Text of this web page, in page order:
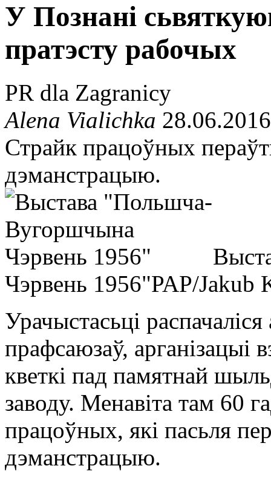
У Познані
пратэсту рабочых
PR dla Zagranicy
Alena Vialichka
Страйк працоўных
дэманстрацыю.
Чэрвень 1956"PAP/Jakub
Урачыстасьці
прафсаюзаў, арганізацыі
кветкі пад памятнай
заводу. Менавіта там 60
працоўных, які пасьля
дэманстрацыю.